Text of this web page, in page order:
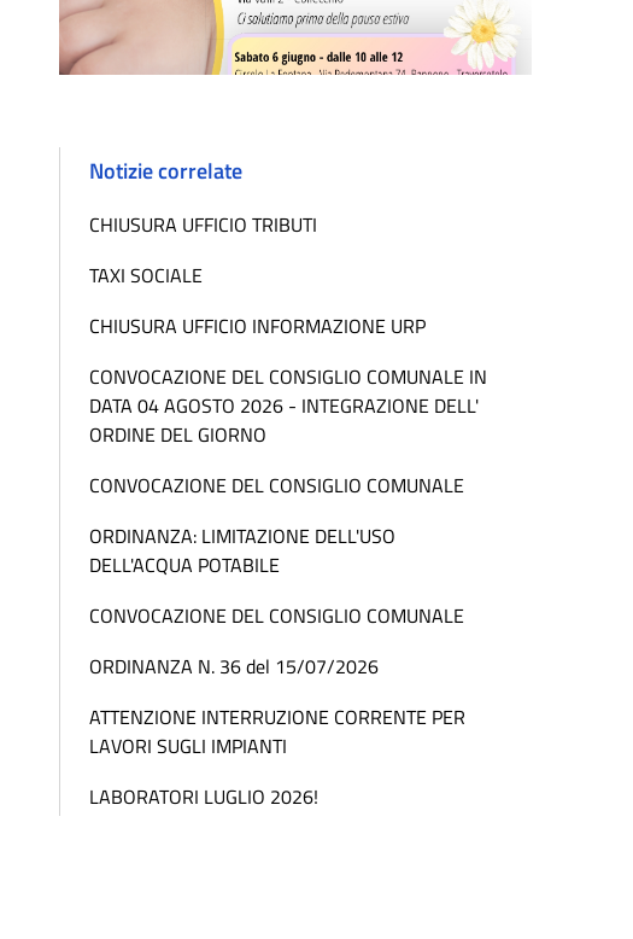
Notizie correlate
CHIUSURA UFFICIO TRIBUTI
TAXI SOCIALE
CHIUSURA UFFICIO INFORMAZIONE URP
CONVOCAZIONE DEL CONSIGLIO COMUNALE IN
DATA 04 AGOSTO 2026 - INTEGRAZIONE DELL'
ORDINE DEL GIORNO
CONVOCAZIONE DEL CONSIGLIO COMUNALE
ORDINANZA: LIMITAZIONE DELL'USO
DELL'ACQUA POTABILE
CONVOCAZIONE DEL CONSIGLIO COMUNALE
ORDINANZA N. 36 del 15/07/2026
ATTENZIONE INTERRUZIONE CORRENTE PER
LAVORI SUGLI IMPIANTI
LABORATORI LUGLIO 2026!